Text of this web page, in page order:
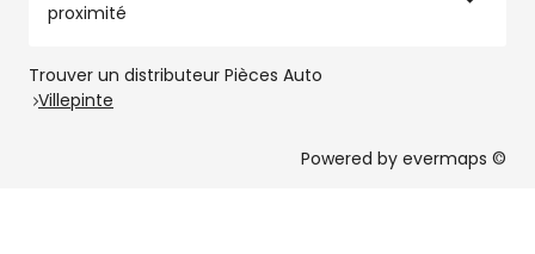
proximité
Trouver un distributeur Pièces Auto
Villepinte
Powered by evermaps ©